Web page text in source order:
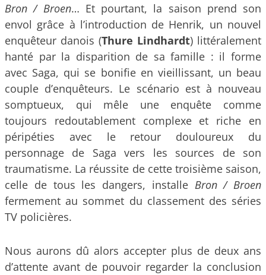
Bron / Broen… Et pourtant, la saison prend son
envol grâce à l’introduction de Henrik, un nouvel
enquêteur danois (Thure Lindhardt) littéralement
hanté par la disparition de sa famille : il forme
avec Saga, qui se bonifie en vieillissant, un beau
couple d’enquêteurs. Le scénario est à nouveau
somptueux, qui mêle une enquête comme
toujours redoutablement complexe et riche en
péripéties avec le retour douloureux du
personnage de Saga vers les sources de son
traumatisme. La réussite de cette troisième saison,
celle de tous les dangers, installe Bron / Broen
fermement au sommet du classement des séries
TV policières.
Nous aurons dû alors accepter plus de deux ans
d’attente avant de pouvoir regarder la conclusion